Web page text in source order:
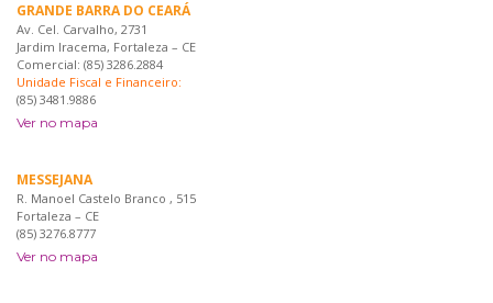
GRANDE BARRA DO CEARÁ
Av. Cel. Carvalho, 2731
Jardim Iracema, Fortaleza – CE
Comercial: (85) 3286.2884
Unidade Fiscal e Financeiro:
(85) 3481.9886
Ver no mapa
MESSEJANA
R. Manoel Castelo Branco , 515
Fortaleza – CE
(85) 3276.8777
Ver no mapa